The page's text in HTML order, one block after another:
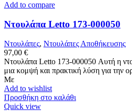
Add to compare
Ντουλάπα Letto 173-000050
Ντουλάπες, Ντουλάπες Αποθήκευσης
97,00 €
Ντουλάπα Letto 173-000050 Αυτή η
μια κομψή και πρακτική λύση για την
Με
Add to wishlist
Προσθήκη στο καλάθι
Quick view